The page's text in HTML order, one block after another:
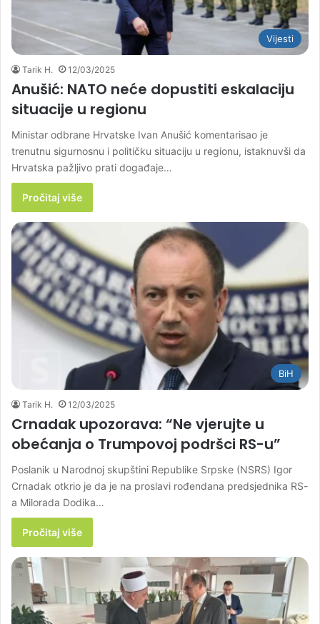
Vijesti
Tarik H. 12/03/2025
Anušić: NATO neće dopustiti eskalaciju
situacije u regionu
Ministar odbrane Hrvatske Ivan Anušić komentarisao je
trenutnu sigurnosnu i političku situaciju u regionu, istaknuvši da
Hrvatska pažljivo prati događaje…
Pročitaj više
BiH
Tarik H. 12/03/2025
Crnadak upozorava: “Ne vjerujte u
obećanja o Trumpovoj podršci RS-u”
Poslanik u Narodnoj skupštini Republike Srpske (NSRS) Igor
Crnadak otkrio je da je na proslavi rođendana predsjednika RS-
a Milorada Dodika…
Pročitaj više